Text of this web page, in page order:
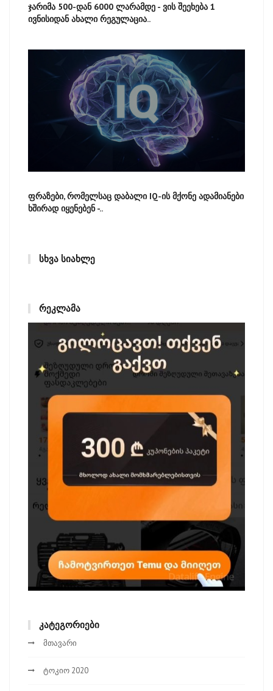
ჯარიმა 500-დან 6000 ლარამდე - ვის შეეხება 1
ივნისიდან ახალი რეგულაცია..
ფრაზები, რომელსაც დაბალი IQ-ის მქონე ადამიანები
ხშირად იყენებენ -..
ᲡᲮᲕᲐ ᲡᲘᲐᲮᲚᲔ
ᲠᲔᲙᲚᲐᲛᲐ
ᲙᲐᲢᲔᲒᲝᲠᲘᲔᲑᲘ
მთავარი
ტოკიო 2020